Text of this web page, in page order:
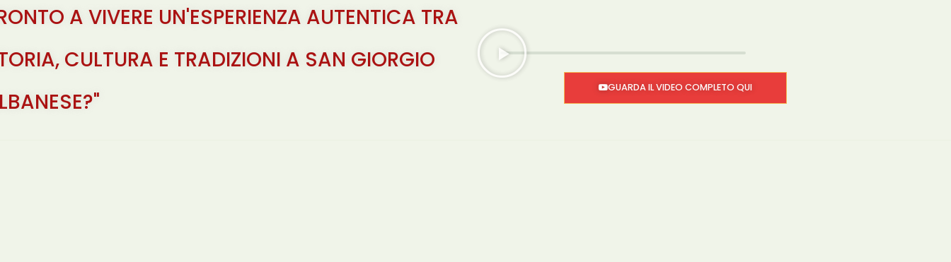
A VIVERE UN'ESPERIENZA AUTENTICA TRA
CULTURA E TRADIZIONI A SAN GIORGIO
GUARDA IL VIDEO COMPLETO QUI